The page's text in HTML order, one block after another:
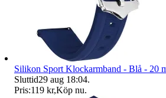
Silikon Sport Klockarmband - Blå - 20
Sluttid29 aug 18:04.
Pris:119 kr,Köp nu.